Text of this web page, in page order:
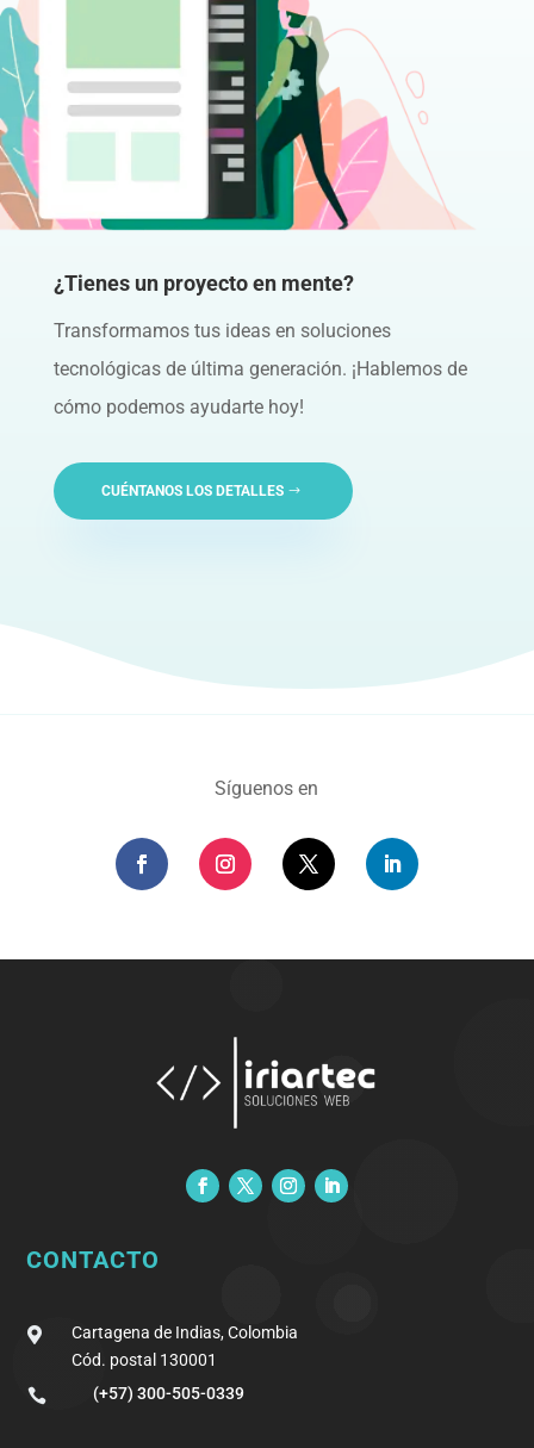
¿Tienes un proyecto en mente?
Transformamos tus ideas en soluciones
tecnológicas de última generación. ¡Hablemos de
cómo podemos ayudarte hoy!
CUÉNTANOS LOS DETALLES
Síguenos en
CONTACTO

Cartagena de Indias, Colombia
Cód. postal 130001

(+57) 300-505-0339